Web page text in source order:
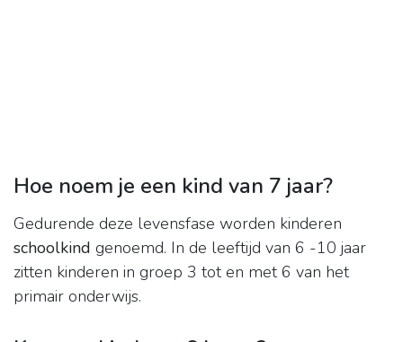
Hoe noem je een kind van 7 jaar?
Gedurende deze levensfase worden kinderen
schoolkind genoemd. In de leeftijd van 6 -10 jaar
zitten kinderen in groep 3 tot en met 6 van het
primair onderwijs.